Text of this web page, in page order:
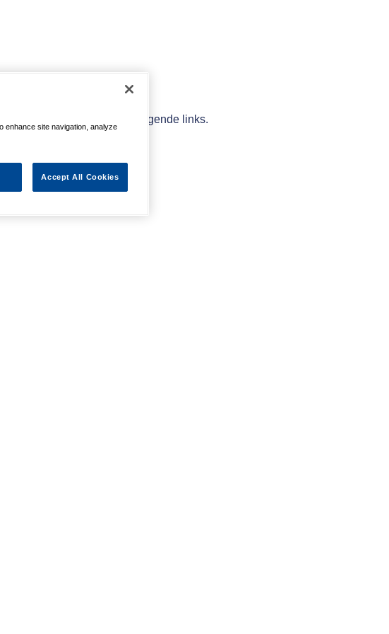
op weg te helpen met de volgende links.
enhance site navigation, analyze
Accept All Cookies